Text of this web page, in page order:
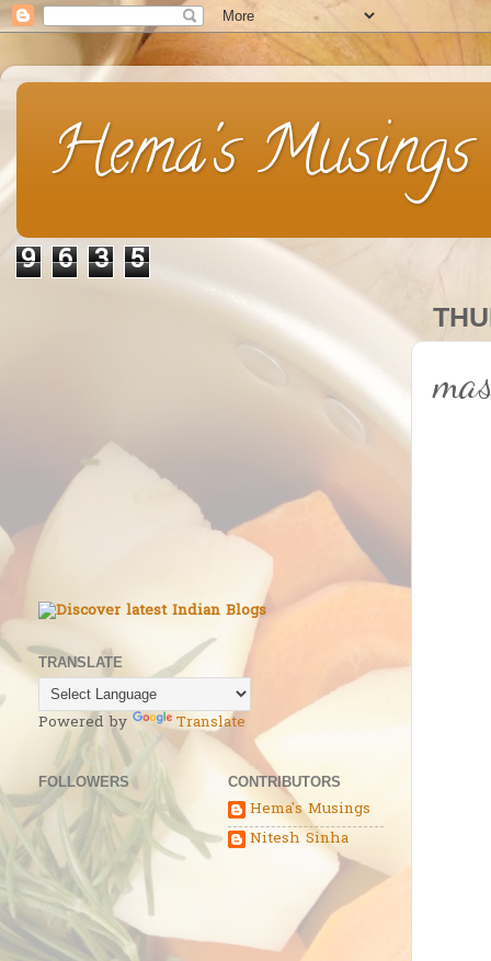
Hema's Musings
9 6 3 5
TRANSLATE
Powered by Translate
FOLLOWERS CONTRIBUTORS
Hema's Musings
Nitesh Sinha